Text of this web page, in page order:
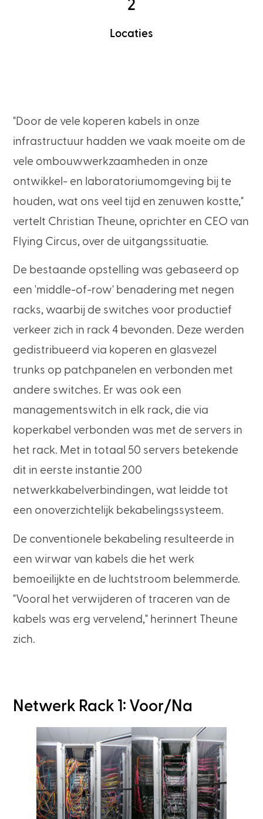
2
Locaties
"Door de vele koperen kabels in onze
infrastructuur hadden we vaak moeite om de
vele ombouwwerkzaamheden in onze
ontwikkel- en laboratoriumomgeving bij te
houden, wat ons veel tijd en zenuwen kostte,"
vertelt Christian Theune, oprichter en CEO van
Flying Circus, over de uitgangssituatie.
De bestaande opstelling was gebaseerd op
een 'middle-of-row' benadering met negen
racks, waarbij de switches voor productief
verkeer zich in rack 4 bevonden. Deze werden
gedistribueerd via koperen en glasvezel
trunks op patchpanelen en verbonden met
andere switches. Er was ook een
managementswitch in elk rack, die via
koperkabel verbonden was met de servers in
het rack. Met in totaal 50 servers betekende
dit in eerste instantie 200
netwerkkabelverbindingen, wat leidde tot
een onoverzichtelijk bekabelingssysteem.
De conventionele bekabeling resulteerde in
een wirwar van kabels die het werk
bemoeilijkte en de luchtstroom belemmerde.
"Vooral het verwijderen of traceren van de
kabels was erg vervelend," herinnert Theune
zich.
Netwerk Rack 1: Voor/Na